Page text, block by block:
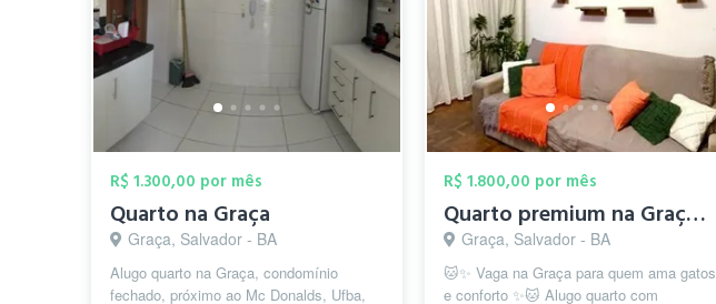
R$ 1.300,00 por mês
Quarto na Graça
Graça, Salvador - BA
Alugo quarto na Graça, condomínio
fechado, próximo ao Mc Donalds, Ufba,
R$ 1.800,00 por mês
Quarto premium na Graça | Banheiro exclu...
Graça, Salvador - BA
🐱✨ Vaga na Graça para quem ama gatos
e conforto ✨🐱 Alugo quarto com